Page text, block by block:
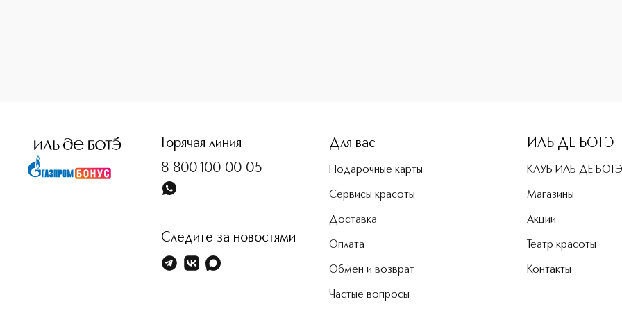
Горячая линия
8-800-100-00-05
Следите за новостями
Для вас
Подарочные карты
Сервисы красоты
Доставка
Оплата
Обмен и возврат
Частые вопросы
ИЛЬ ДЕ БОТЭ
КЛУБ ИЛЬ ДЕ БОТЭ
Магазины
Акции
Театр красоты
Контакты